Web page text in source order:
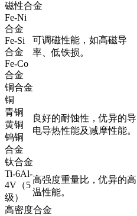
磁性合金
Fe-Ni
合金
可调磁性能，如高磁导
率、低铁损。
Fe-Si
合金
Fe-Co
合金
铜合金
铜
良好的耐蚀性，优异的导
电导热性能及减摩性能。
青铜
黄铜
钨铜
合金
钛合金
Ti-6Al-
4V（5
级）
高强度重量比，优异的高
温性能。
高密度合金